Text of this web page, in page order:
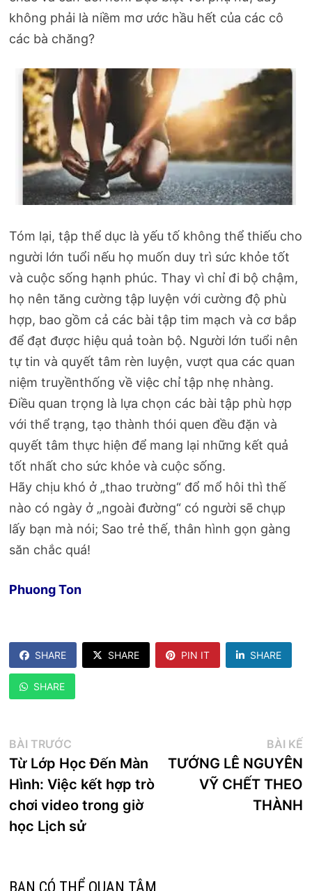
không phải là niềm mơ ước hầu hết của các cô
các bà chăng?
Tóm lại, tập thể dục là yếu tố không thể thiếu cho
người lớn tuổi nếu họ muốn duy trì sức khỏe tốt
và cuộc sống hạnh phúc. Thay vì chỉ đi bộ chậm,
họ nên tăng cường tập luyện với cường độ phù
hợp, bao gồm cả các bài tập tim mạch và cơ bắp
để đạt được hiệu quả toàn bộ. Người lớn tuổi nên
tự tin và quyết tâm rèn luyện, vượt qua các quan
niệm truyềnthống về việc chỉ tập nhẹ nhàng.
Điều quan trọng là lựa chọn các bài tập phù hợp
với thể trạng, tạo thành thói quen đều đặn và
quyết tâm thực hiện để mang lại những kết quả
tốt nhất cho sức khỏe và cuộc sống.
Hãy chịu khó ở „thao trường“ đổ mổ hôi thì thế
nào có ngày ở „ngoài đường“ có người sẽ chụp
lấy bạn mà nói; Sao trẻ thế, thân hình gọn gàng
săn chắc quá!
Phuong Ton
SHARE SHARE PIN IT SHARE
SHARE
Điều
hướng
bài
viết
BÀI TRƯỚC
trước:
Từ Lớp Học Đến Màn
Hình: Việc kết hợp trò
chơi video trong giờ
học Lịch sử
BÀI KẾ
TƯỚNG LÊ NGUYÊN
VỸ CHẾT THEO
THÀNH
BẠN CÓ THỂ QUAN TÂM